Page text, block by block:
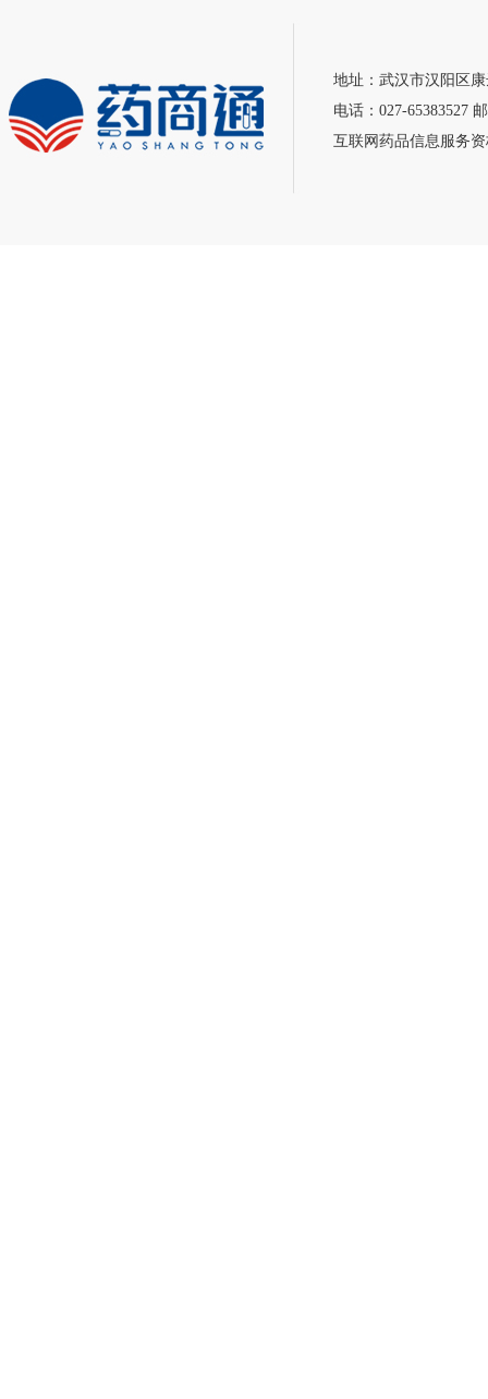
地址：武汉市汉阳区
电话：027-65383527
互联网药品信息服务